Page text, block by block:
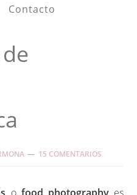
Contacto
15 COMENTARIOS